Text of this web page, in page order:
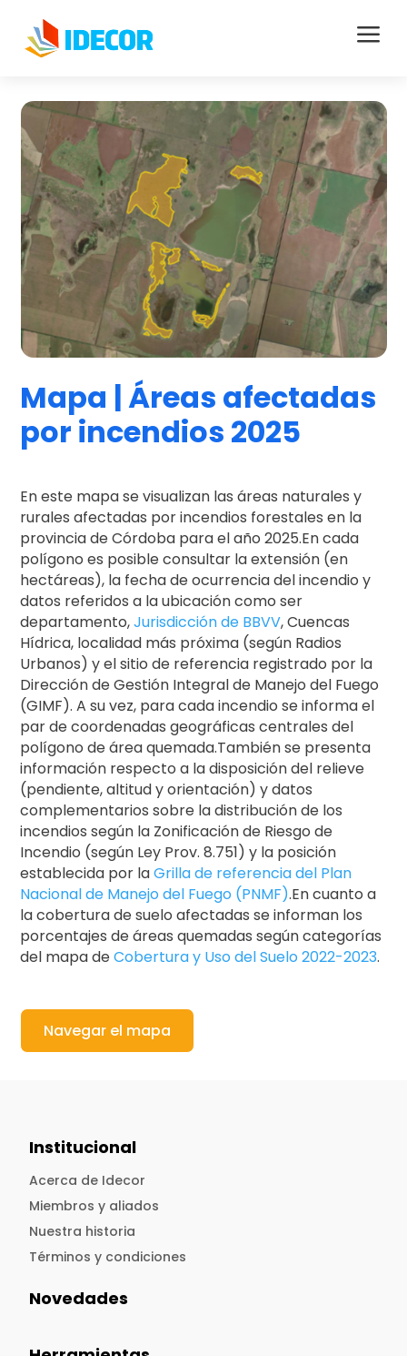
a
Mapa | Áreas afectadas
por incendios 2025
En este mapa se visualizan las áreas naturales y
rurales afectadas por incendios forestales en la
provincia de Córdoba para el año 2025.En cada
polígono es posible consultar la extensión (en
hectáreas), la fecha de ocurrencia del incendio y
datos referidos a la ubicación como ser
departamento,Jurisdicción de BBVV, Cuencas
Hídrica, localidad más próxima (según Radios
Urbanos) y el sitio de referencia registrado por la
Dirección de Gestión Integral de Manejo del Fuego
(GIMF). A su vez, para cada incendio se informa el
par de coordenadas geográficas centrales del
polígono de área quemada.También se presenta
información respecto a la disposición del relieve
(pendiente, altitud y orientación) y datos
complementarios sobre la distribución de los
incendios según la Zonificación de Riesgo de
Incendio (según Ley Prov. 8.751) y la posición
establecida por laGrilla de referencia del Plan
Nacional de Manejo del Fuego (PNMF).En cuanto a
la cobertura de suelo afectadas se informan los
porcentajes de áreas quemadas según categorías
del mapa deCobertura y Uso del Suelo 2022-2023.
Navegar el mapa
Institucional
Acerca de Idecor
Miembros y aliados
Nuestra historia
Términos y condiciones
Novedades